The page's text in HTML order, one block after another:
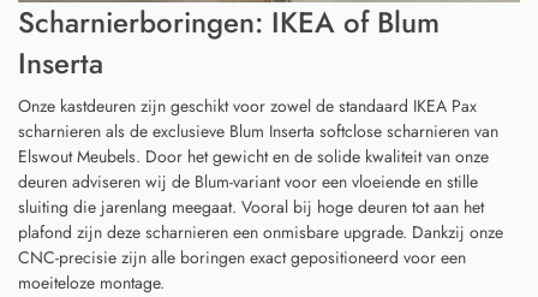
Scharnierboringen: IKEA of Blum
Inserta
Onze kastdeuren zijn geschikt voor zowel de standaard IKEA Pax
scharnieren als de exclusieve Blum Inserta softclose scharnieren van
Elswout Meubels. Door het gewicht en de solide kwaliteit van onze
deuren adviseren wij de Blum-variant voor een vloeiende en stille
sluiting die jarenlang meegaat. Vooral bij hoge deuren tot aan het
plafond zijn deze scharnieren een onmisbare upgrade. Dankzij onze
CNC-precisie zijn alle boringen exact gepositioneerd voor een
moeiteloze montage.